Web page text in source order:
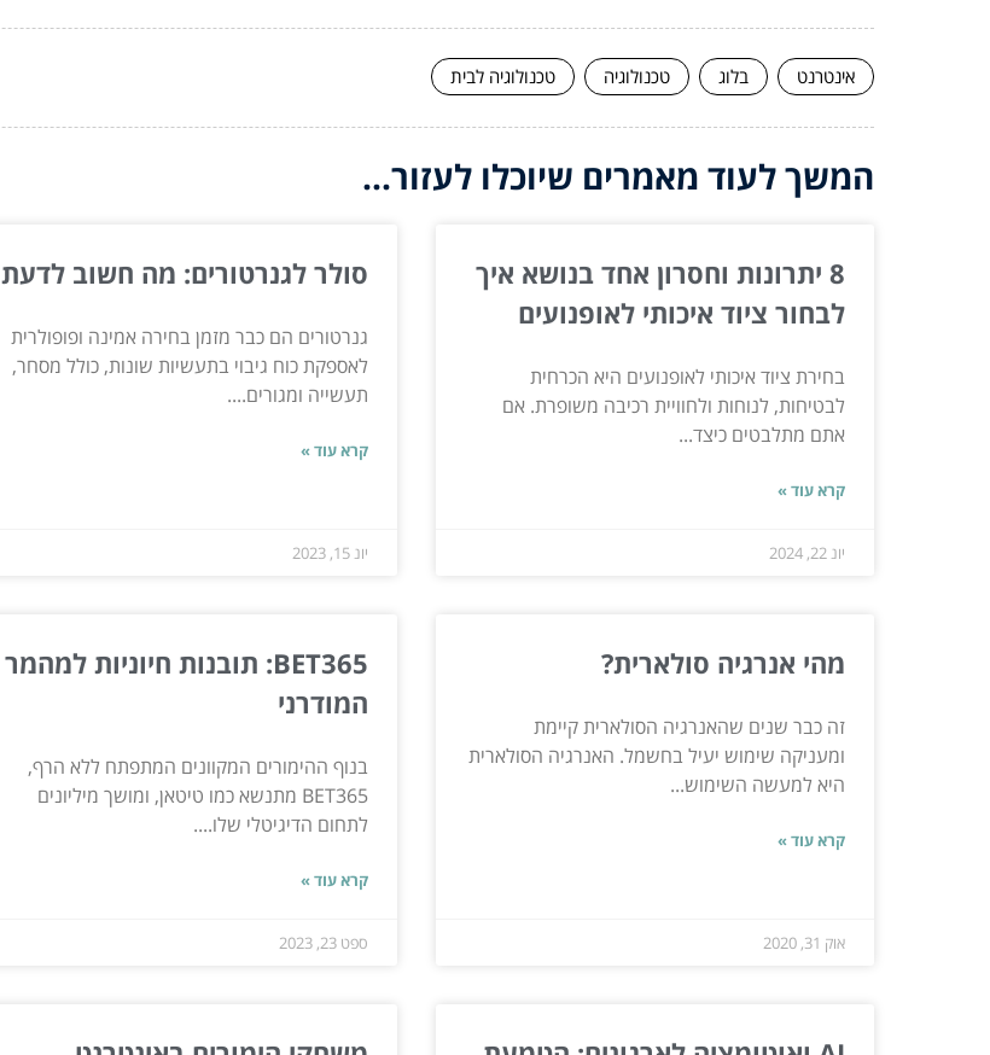
אינטרנט בלוג טכנולוגיה טכנולוגיה לבית
המשך לעוד מאמרים שיוכלו לעזור...
8 יתרונות וחסרון אחד בנושא איך
לבחור ציוד איכותי לאופנועים
בחירת ציוד איכותי לאופנועים היא הכרחית
לבטיחות, לנוחות ולחוויית רכיבה משופרת. אם
אתם מתלבטים כיצד...
קרא עוד »
יונ 22, 2024
סולר לגנרטורים: מה חשוב לדעת
גנרטורים הם כבר מזמן בחירה אמינה ופופולרית
לאספקת כוח גיבוי בתעשיות שונות, כולל מסחר,
תעשייה ומגורים....
קרא עוד »
יונ 15, 2023
מהי אנרגיה סולארית?
זה כבר שנים שהאנרגיה הסולארית קיימת
ומעניקה שימוש יעיל בחשמל. האנרגיה הסולארית
היא למעשה השימוש...
קרא עוד »
אוק 31, 2020
BET365: תובנות חיוניות למהמר
המודרני
בנוף ההימורים המקוונים המתפתח ללא הרף,
BET365 מתנשא כמו טיטאן, ומושך מיליונים
לתחום הדיגיטלי שלו....
קרא עוד »
ספט 23, 2023